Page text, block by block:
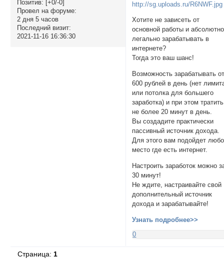
Позитив: [+0/-0]
Провел на форуме:
2 дня 5 часов
Последний визит:
2021-11-16 16:36:30
Хотите не зависеть от
основной работы и абсолютно
легально зарабатывать в
интернете?
Тогда это ваш шанс!
Возможность зарабатывать
600 рублей в день (нет
или потолка для большего
заработка) и при этом тратить
не более 20 минут в день.
Вы создадите практически
пассивный источник дохода.
Для этого вам подойдет
место где есть интернет.
Настроить заработок можно
30 минут!
Не ждите, настраивайте свой
дополнительный источник
дохода и зарабатывайте!
Узнать подробнее>>
0
Страница: 1